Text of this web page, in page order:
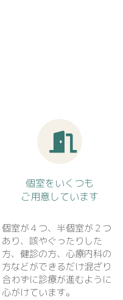
個室をいくつも
ご用意しています
個室が４つ、半個室が２つ
あり、咳やぐったりした
方、健診の方、心療内科の
方などができるだけ混ざり
合わずに診療が進むように
心がけています。